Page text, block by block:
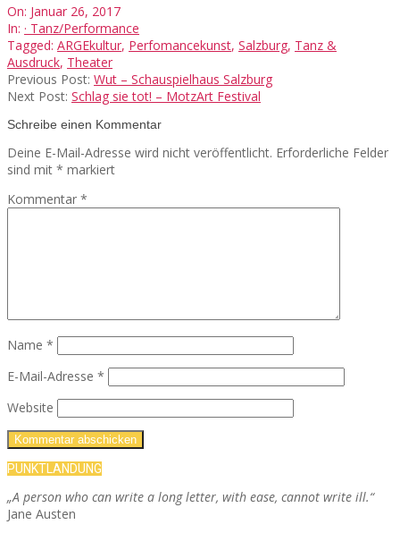
2017-
01-
26
On: Januar 26, 2017
In: · Tanz/Performance
Tagged: ARGEkultur, Perfomancekunst, Salzburg, Tanz &
Ausdruck, Theater
Previous Post: Wut – Schauspielhaus Salzburg
Next Post: Schlag sie tot! – MotzArt Festival
Schreibe einen Kommentar
Deine E-Mail-Adresse wird nicht veröffentlicht. Erforderliche Felder
sind mit * markiert
Kommentar *
Name *
E-Mail-Adresse *
Website
PUNKTLANDUNG
„A person who can write a long letter, with ease, cannot write ill.“
Jane Austen